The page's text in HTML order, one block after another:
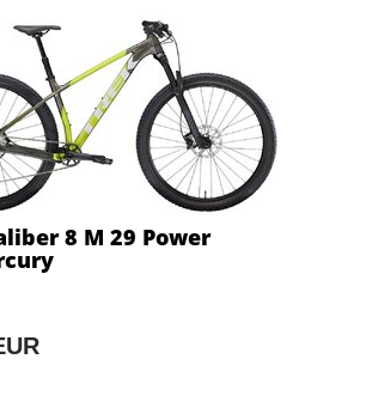
8 M 29 Power